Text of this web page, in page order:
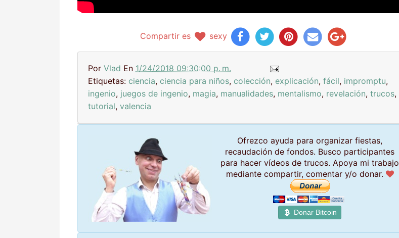
Compartir es sexy
Por Vlad En 1/24/2018 09:30:00 p. m.
Etiquetas: ciencia, ciencia para niños, colección, explicación, fácil, impromptu,
ingenio, juegos de ingenio, magia, manualidades, mentalismo, revelación, trucos,
tutorial, valencia
Ofrezco ayuda para organizar fiestas,
recaudación de fondos. Busco participantes
para hacer vídeos de trucos. Apoya mi trabajo
mediante compartir, comentar y/o donar.
Donar Bitcoin